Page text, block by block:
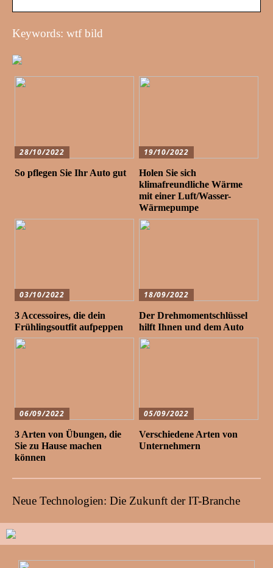
Keywords: wtf bild
28/10/2022
So pflegen Sie Ihr Auto gut
19/10/2022
Holen Sie sich
klimafreundliche Wärme
mit einer Luft/Wasser-
Wärmepumpe
03/10/2022
3 Accessoires, die dein
Frühlingsoutfit aufpeppen
18/09/2022
Der Drehmomentschlüssel
hilft Ihnen und dem Auto
06/09/2022
3 Arten von Übungen, die
Sie zu Hause machen
können
05/09/2022
Verschiedene Arten von
Unternehmern
Neue Technologien: Die Zukunft der IT-Branche